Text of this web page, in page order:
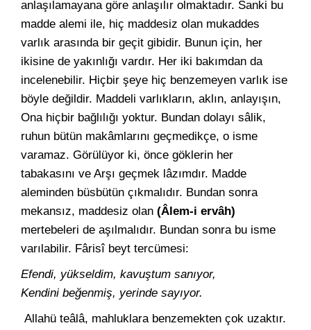
anlaşılamayana göre anlaşılır olmaktadır. Sanki bu
madde alemi ile, hiç maddesiz olan mukaddes
varlık arasında bir geçit gibidir. Bunun için, her
ikisine de yakınlığı vardır. Her iki bakımdan da
incelenebilir. Hiçbir şeye hiç benzemeyen varlık ise
böyle değildir. Maddeli varlıkların, aklın, anlayışın,
Ona hiçbir bağlılığı yoktur. Bundan dolayı sâlik,
ruhun bütün makâmlarını geçmedikçe, o isme
varamaz. Görülüyor ki, önce göklerin her
tabakasını ve Arşı geçmek lâzımdır. Madde
aleminden büsbütün çıkmalıdır. Bundan sonra
mekansız, maddesiz olan (Âlem-i ervâh)
mertebeleri de aşılmalıdır. Bundan sonra bu isme
varılabilir. Fârisî beyt tercümesi:
Efendi, yükseldim, kavuştum sanıyor,
Kendini beğenmiş, yerinde sayıyor.
Allahü teâlâ, mahluklara benzemekten çok uzaktır.